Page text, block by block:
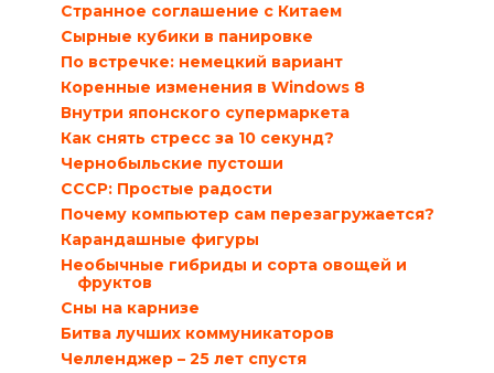
Странное соглашение с Китаем
Сырные кубики в панировке
По встречке: немецкий вариант
Коренные изменения в Windows 8
Внутри японского супермаркета
Как снять стресс за 10 секунд?
Чернобыльские пустоши
СССР: Простые радости
Почему компьютер сам перезагружается?
Карандашные фигуры
Необычные гибриды и сорта овощей и
фруктов
Сны на карнизе
Битва лучших коммуникаторов
Челленджер – 25 лет спустя